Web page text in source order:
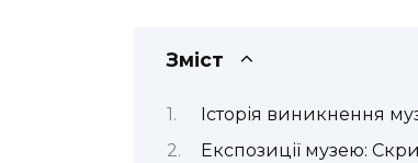
Зміст
Історія виникнення
Експозиції музею: